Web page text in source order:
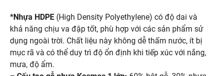
*Nhựa HDPE (High Density Polyethylene) có độ dai và
khả năng chịu va đập tốt, phù hợp với các sản phẩm sử
dụng ngoài trời. Chất liệu này không dễ thấm nước, ít bị
mục rã và có thể duy trì độ ổn định khi tiếp xúc với nắng,
mưa, độ ẩm.